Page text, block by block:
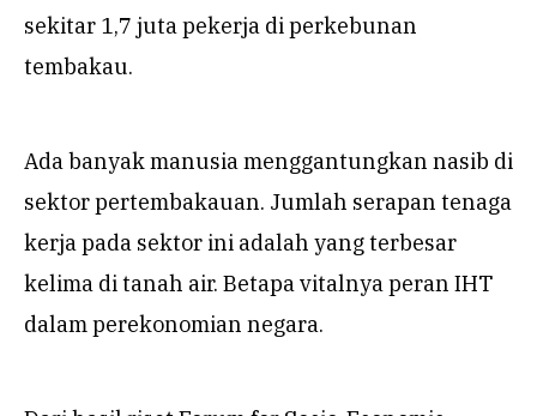
sekitar 1,7 juta pekerja di perkebunan
tembakau.
Ada banyak manusia menggantungkan nasib di
sektor pertembakauan. Jumlah serapan tenaga
kerja pada sektor ini adalah yang terbesar
kelima di tanah air. Betapa vitalnya peran IHT
dalam perekonomian negara.